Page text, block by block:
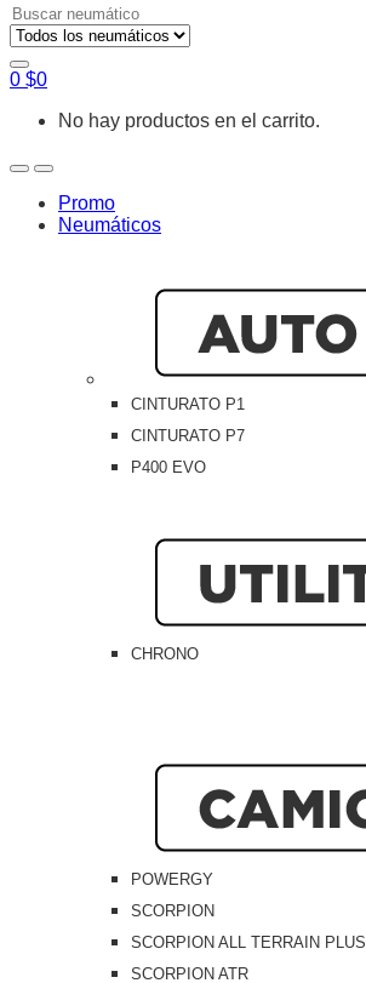
Search
for:
0 $0
No hay productos en el carrito.
OpenClose
Promo
Neumáticos
CINTURATO P1
CINTURATO P7
P400 EVO
CHRONO
POWERGY
SCORPION
SCORPION ALL TERRAIN PLUS
SCORPION ATR